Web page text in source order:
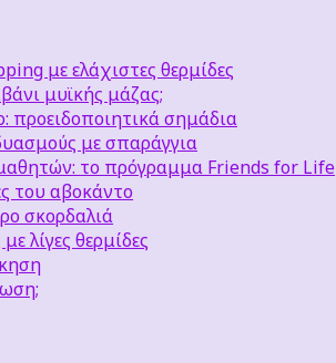
με ελάχιστες θερμίδες
μυϊκής μάζας;
προειδοποιητικά σημάδια
με σπαράγγια
το πρόγραμμα Friends for Life
του αβοκάντο
σκορδαλιά
λίγες θερμίδες